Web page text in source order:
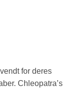
for deres
Chleopatra’s